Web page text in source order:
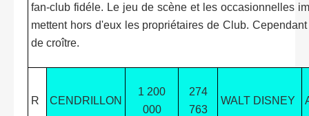
fan-club fidéle. Le jeu de scène et les occasionnelles
mettent hors d'eux les propriétaires de Club.
de croître.
R CENDRILLON
1 200
000
274
763
WALT DISNEY